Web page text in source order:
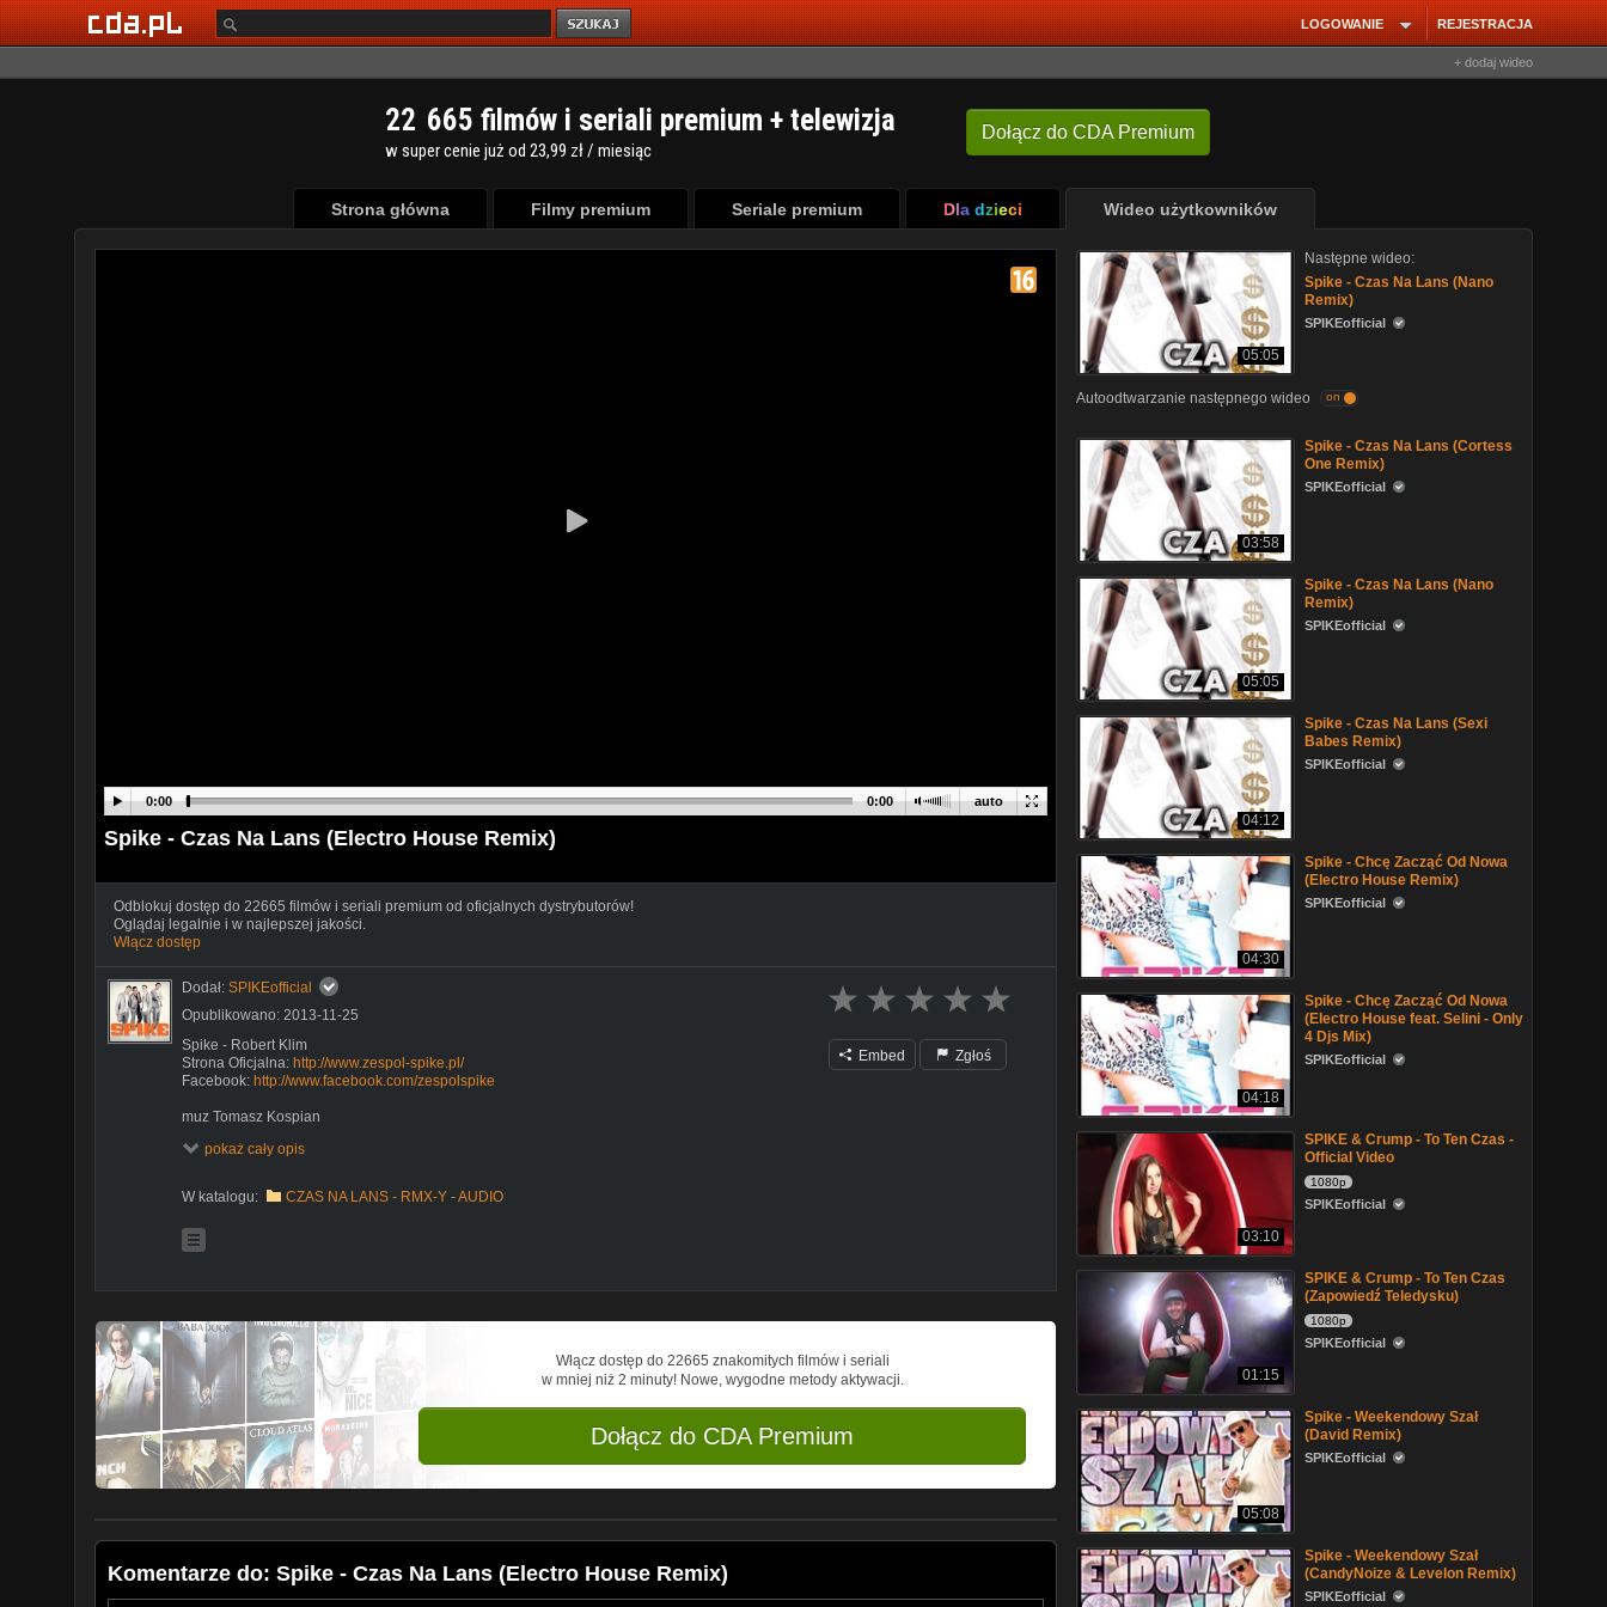
REJESTRACJA
LOGOWANIE
+ dodaj wideo
Dołącz do CDA Premium
22 665 filmów i seriali premium + telewizja
w super cenie już od 23,99 zł / miesiąc
Strona główna Filmy premium Seriale premium Dla dzieci Wideo użytkowników
auto
0:00 0:00
Spike - Czas Na Lans (Electro House Remix)
Odblokuj dostęp do 22665 filmów i seriali premium od oficjalnych dystrybutorów!
Oglądaj legalnie i w najlepszej jakości.
Włącz dostęp
Dodał: SPIKEofficial
Opublikowano: 2013-11-25
Spike - Robert Klim
Strona Oficjalna: http://www.zespol-spike.pl/
Facebook: http://www.facebook.com/zespolspike
muz Tomasz Kospian
pokaż cały opis
W katalogu: CZAS NA LANS - RMX-Y - AUDIO
Embed Zgłoś
Włącz dostęp do 22665 znakomitych filmów i seriali
w mniej niż 2 minuty! Nowe, wygodne metody aktywacji.
Dołącz do CDA Premium
Komentarze do: Spike - Czas Na Lans (Electro House Remix)
05:05
Następne wideo:
Spike - Czas Na Lans (Nano
Remix)
SPIKEofficial
Autoodtwarzanie następnego wideo on
03:58
Spike - Czas Na Lans (Cortess
One Remix)
SPIKEofficial
05:05
Spike - Czas Na Lans (Nano
Remix)
SPIKEofficial
04:12
Spike - Czas Na Lans (Sexi
Babes Remix)
SPIKEofficial
04:30
Spike - Chcę Zacząć Od Nowa
(Electro House Remix)
SPIKEofficial
04:18
Spike - Chcę Zacząć Od Nowa
(Electro House feat. Selini - Only
4 Djs Mix)
SPIKEofficial
03:10
SPIKE & Crump - To Ten Czas -
Official Video
1080p
SPIKEofficial
01:15
SPIKE & Crump - To Ten Czas
(Zapowiedź Teledysku)
1080p
SPIKEofficial
05:08
Spike - Weekendowy Szał
(David Remix)
SPIKEofficial
Spike - Weekendowy Szał
(CandyNoize & Levelon Remix)
SPIKEofficial